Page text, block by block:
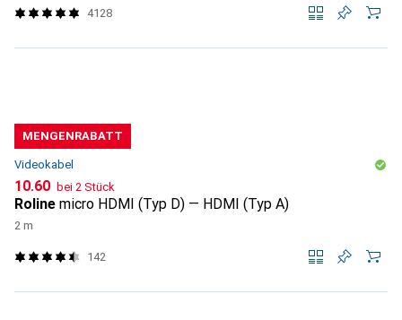
4128
MENGENRABATT
Videokabel
CHF
10.60 bei 2 Stück
Roline micro HDMI (Typ D) — HDMI (Typ A)
2 m
142